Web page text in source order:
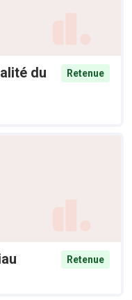
du
Retenue
Retenue